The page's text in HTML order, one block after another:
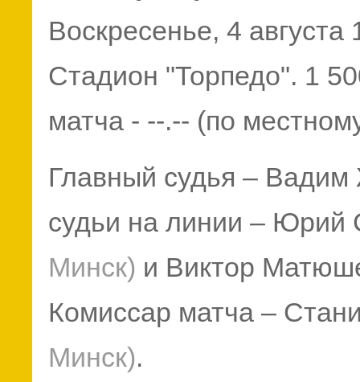
Воскресенье, 4
Стадион "Торпедо". 1
матча - --.-- (по
Главный судья – Вадим
судьи на линии – Юрий
Минск) и Виктор
Комиссар матча –
Минск).